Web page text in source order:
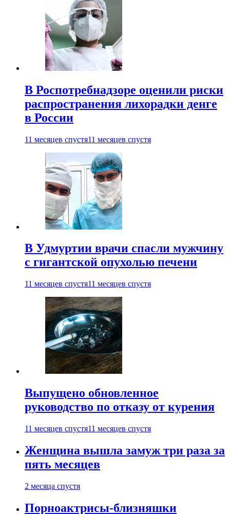
В Роспотребнадзоре оценили риски
распространения лихорадки денге
в России
11 месяцев спустя11 месяцев спустя
В Удмуртии врачи спасли мужчину
с гигантской опухолью печени
11 месяцев спустя11 месяцев спустя
Выпущено обновленное
руководство по отказу от курения
11 месяцев спустя11 месяцев спустя
Женщина вышла замуж три раза за
пять месяцев
2 месяца спустя
Порноактрисы-близняшки